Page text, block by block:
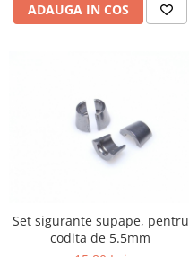
ADAUGA IN COS
Set sigurante supape, pentru
codita de 5.5mm